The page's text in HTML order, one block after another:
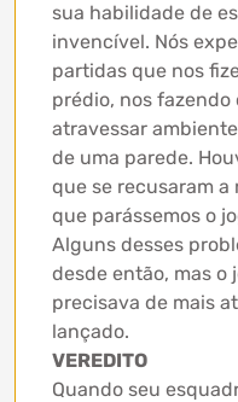
sua habilidade de
invencível. Nós
partidas que nos
prédio, nos fazendo
atravessar
de uma parede.
que se recusaram a
que parássemos o
Alguns desses
desde então, mas
precisava de mais
lançado.
VEREDITO
Quando seu